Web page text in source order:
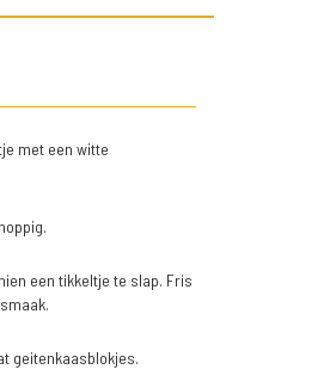
met een witte
een tikkeltje te slap. Fris
geitenkaasblokjes.